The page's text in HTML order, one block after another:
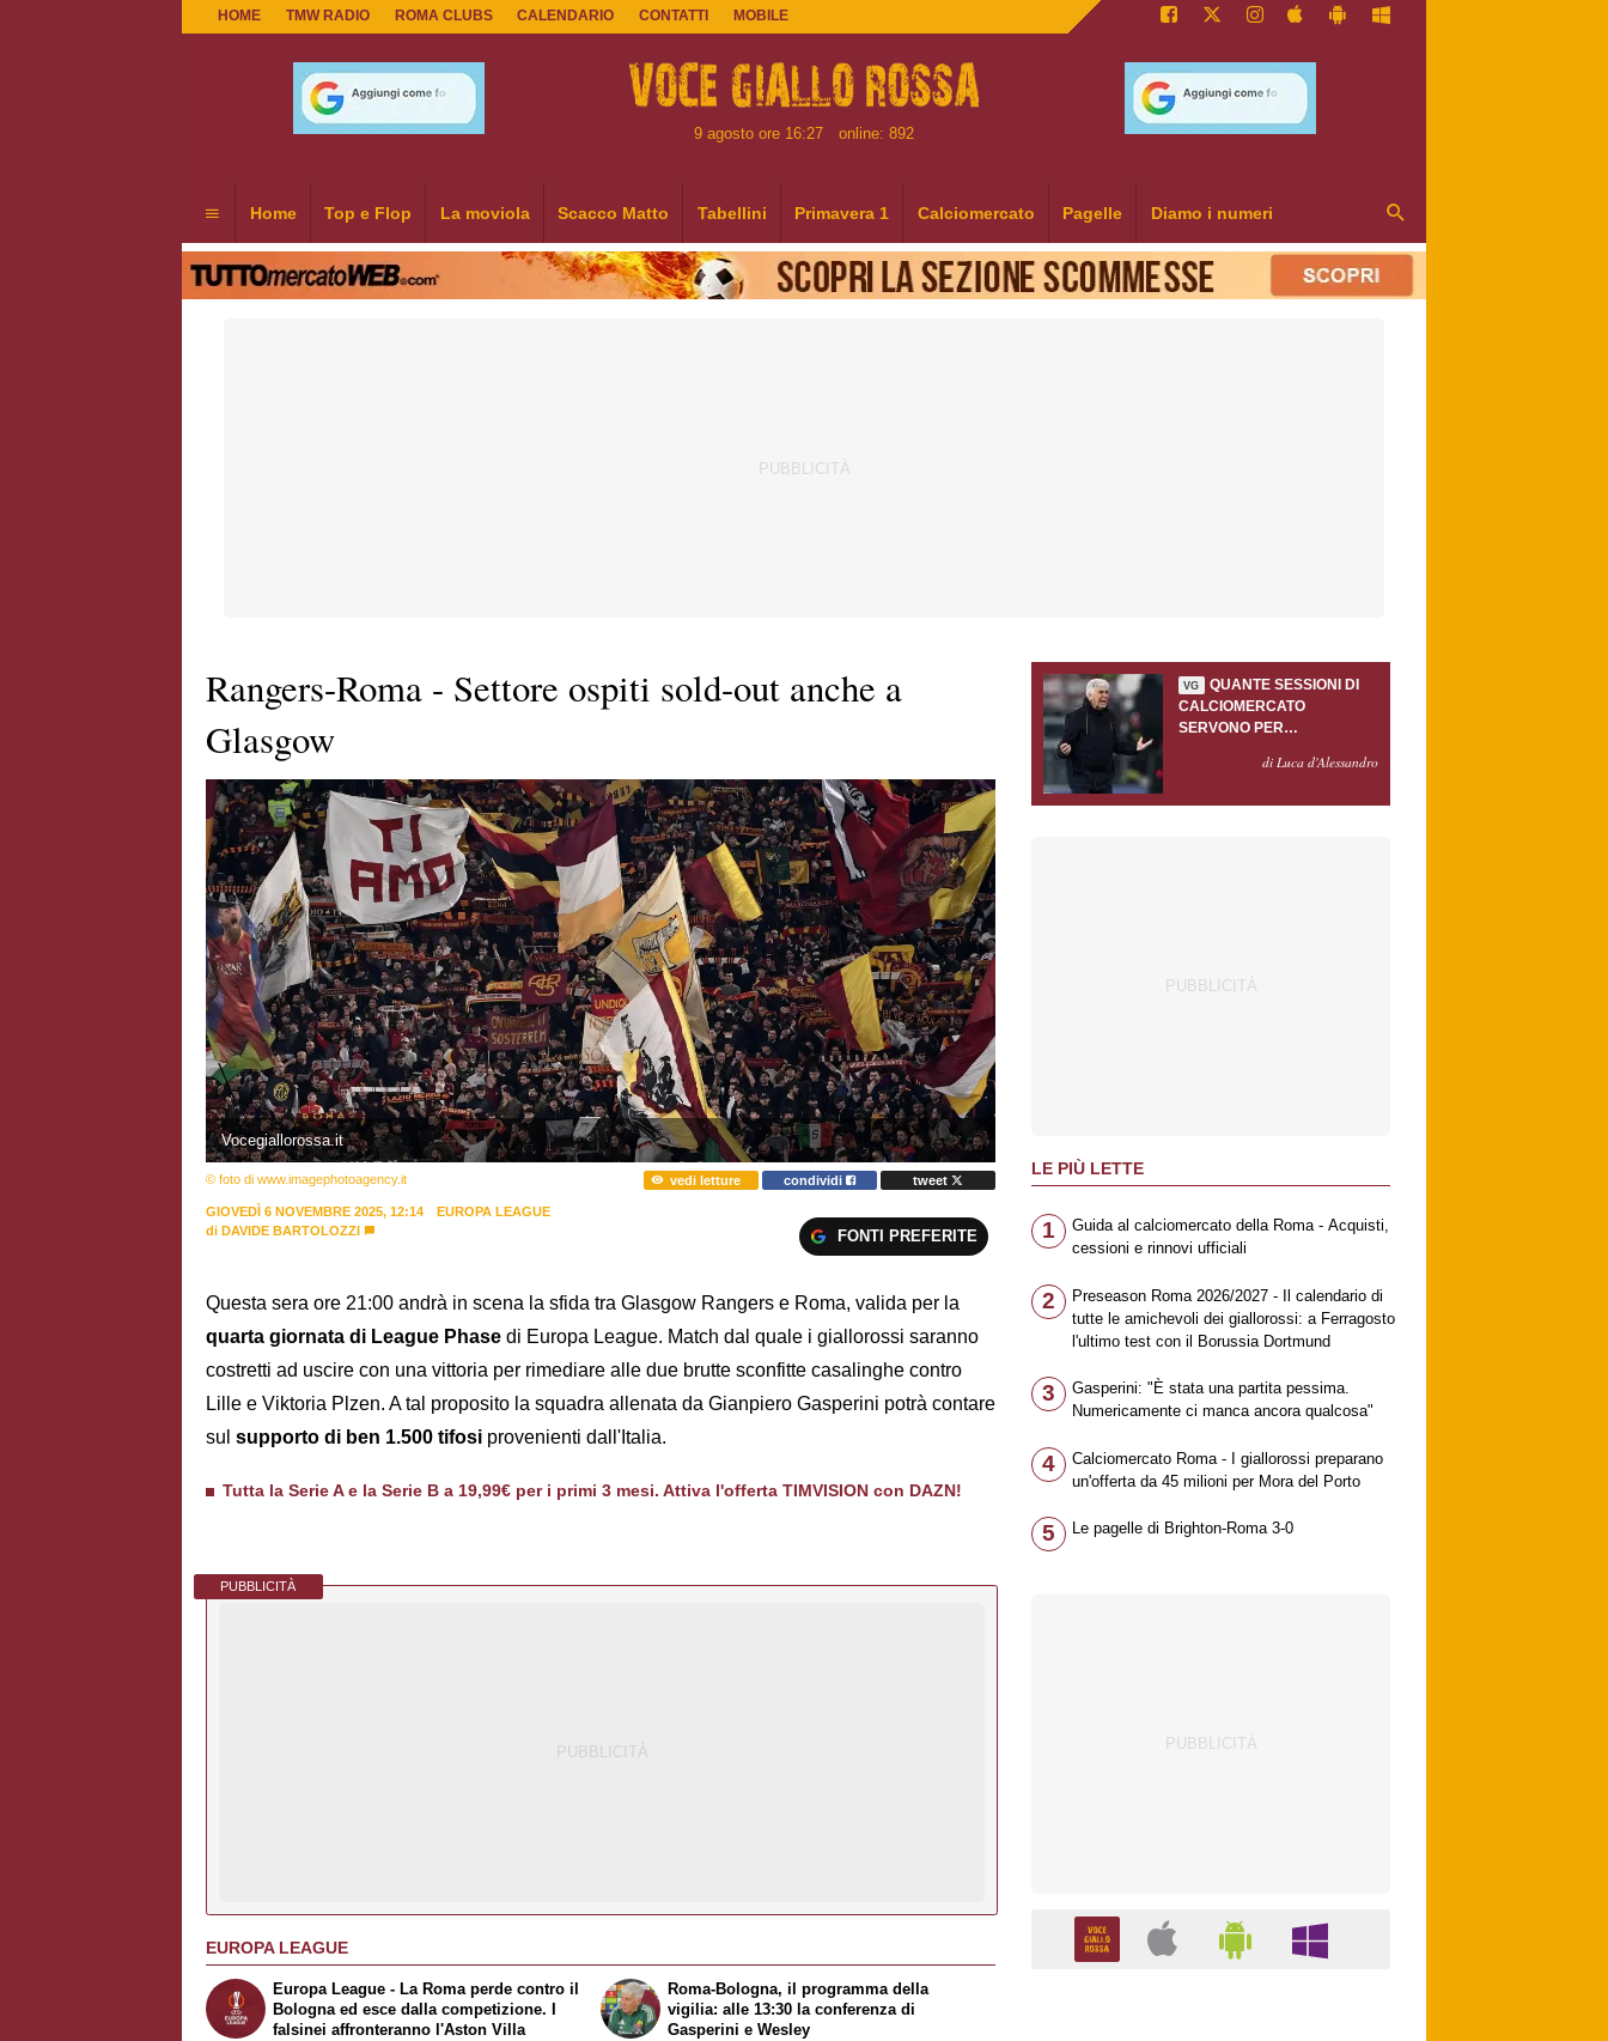
HOME TMW RADIO ROMA CLUBS CALENDARIO CONTATTI MOBILE
9 agosto ore 16:27 online: 892
Home Top e Flop La moviola Scacco Matto Tabellini Primavera 1 Calciomercato Pagelle Diamo i numeri
Rangers-Roma - Settore ospiti sold-out anche a
Glasgow
Vocegiallorossa.it
© foto di www.imagephotoagency.it vedi letture condividi tweet
GIOVEDÌ 6 NOVEMBRE 2025, 12:14
EUROPA LEAGUE
di DAVIDE BARTOLOZZI FONTI PREFERITE
Questa sera ore 21:00 andrà in scena la sfida tra Glasgow Rangers e Roma, valida per la
quarta giornata di League Phase di Europa League. Match dal quale i giallorossi saranno
costretti ad uscire con una vittoria per rimediare alle due brutte sconfitte casalinghe contro
Lille e Viktoria Plzen. A tal proposito la squadra allenata da Gianpiero Gasperini potrà contare
sul supporto di ben 1.500 tifosi provenienti dall'Italia.
Tutta la Serie A e la Serie B a 19,99€ per i primi 3 mesi. Attiva l'offerta TIMVISION con DAZN!
PUBBLICITÀ
EUROPA LEAGUE
Europa League - La Roma perde contro il
Bologna ed esce dalla competizione. I
falsinei affronteranno l'Aston Villa
Roma-Bologna, il programma della
vigilia: alle 13:30 la conferenza di
Gasperini e Wesley
VG
QUANTE SESSIONI DI
CALCIOMERCATO
SERVONO PER
GASPERINI?di Luca d'Alessandro
LE PIÙ LETTE
1
Guida al calciomercato della Roma - Acquisti,
cessioni e rinnovi ufficiali
2
Preseason Roma 2026/2027 - Il calendario di
tutte le amichevoli dei giallorossi: a Ferragosto
l'ultimo test con il Borussia Dortmund
3
Gasperini: "È stata una partita pessima.
Numericamente ci manca ancora qualcosa"
4
Calciomercato Roma - I giallorossi preparano
un'offerta da 45 milioni per Mora del Porto
5 Le pagelle di Brighton-Roma 3-0